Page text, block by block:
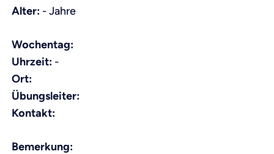
Alter: - Jahre
Wochentag:
Uhrzeit: -
Ort:
Übungsleiter:
Kontakt:
Bemerkung: